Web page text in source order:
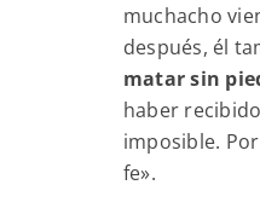
muchacho
después, él
matar sin
haber
imposible.
fe».